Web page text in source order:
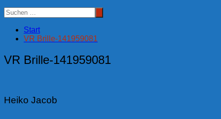
Start
VR Brille-141959081
VR Brille-141959081
Heiko Jacob